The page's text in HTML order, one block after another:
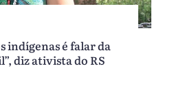
indígenas é falar da
diz ativista do RS